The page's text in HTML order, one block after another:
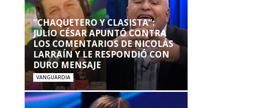
“CHAQUETERO Y CLASISTA”:
JULIO CÉSAR APUNTÓ CONTRA
LOS COMENTARIOS DE NICOLÁS
LARRAÍN Y LE RESPONDIÓ CON
DURO MENSAJE
VANGUARDIA